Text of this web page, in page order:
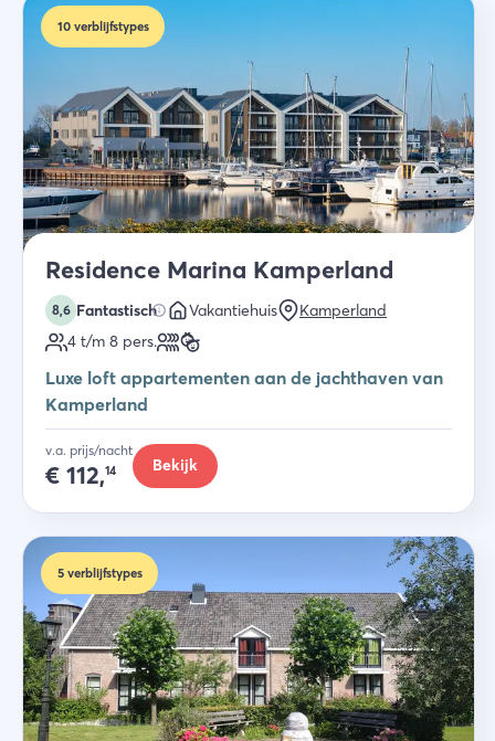
10 verblijfstypes
Residence Marina Kamperland
8,6 Fantastisch Vakantiehuis
Kamperland
4 t/m 8 pers.
Luxe loft appartementen aan de jachthaven van
Kamperland
v.a. prijs/nacht
€ 112,14 Bekijk
5 verblijfstypes